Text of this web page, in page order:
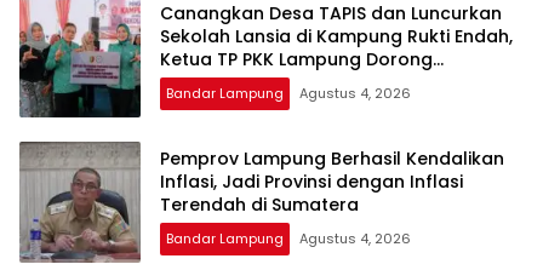
Canangkan Desa TAPIS dan Luncurkan
Sekolah Lansia di Kampung Rukti Endah,
Ketua TP PKK Lampung Dorong
Pembangunan SDM Dimulai dari Desa
Bandar Lampung Agustus 4, 2026
Pemprov Lampung Berhasil Kendalikan
Inflasi, Jadi Provinsi dengan Inflasi
Terendah di Sumatera
Bandar Lampung Agustus 4, 2026